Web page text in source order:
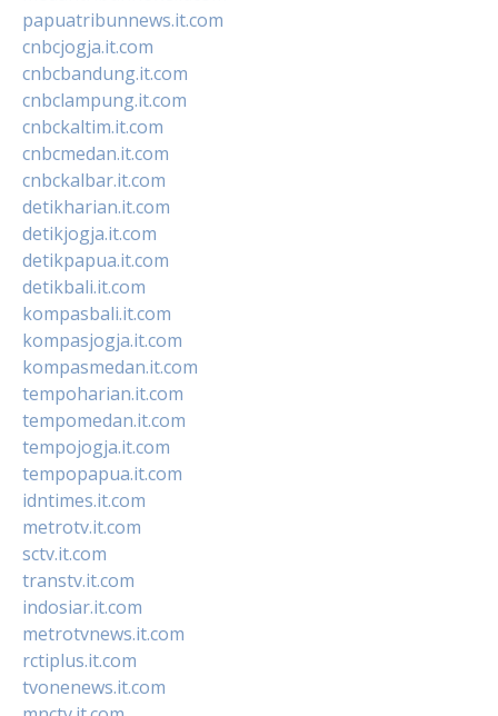
papuatribunnews.it.com
cnbcjogja.it.com
cnbcbandung.it.com
cnbclampung.it.com
cnbckaltim.it.com
cnbcmedan.it.com
cnbckalbar.it.com
detikharian.it.com
detikjogja.it.com
detikpapua.it.com
detikbali.it.com
kompasbali.it.com
kompasjogja.it.com
kompasmedan.it.com
tempoharian.it.com
tempomedan.it.com
tempojogja.it.com
tempopapua.it.com
idntimes.it.com
metrotv.it.com
sctv.it.com
transtv.it.com
indosiar.it.com
metrotvnews.it.com
rctiplus.it.com
tvonenews.it.com